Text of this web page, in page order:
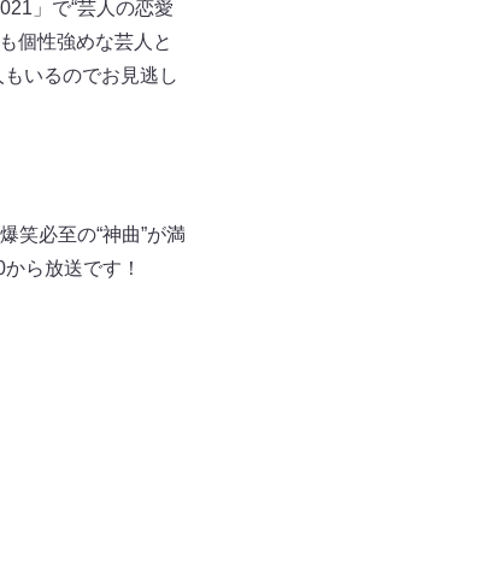
」で“芸人の恋愛
個性強めな芸人と
いるのでお見逃し
笑必至の“神曲”が満
ら放送です！